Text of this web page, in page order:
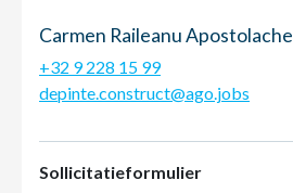
Carmen Raileanu Apostolache
+32 9 228 15 99
depinte.construct@ago.jobs
Sollicitatieformulier